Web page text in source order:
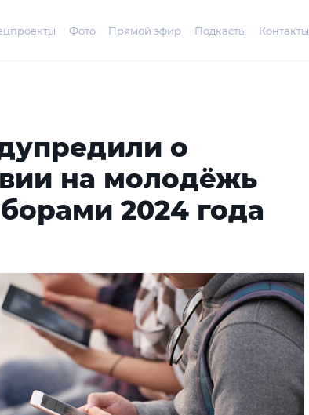
Фото Прямой эфир Подкасты Контакты
о
на молодёжь
2024 года